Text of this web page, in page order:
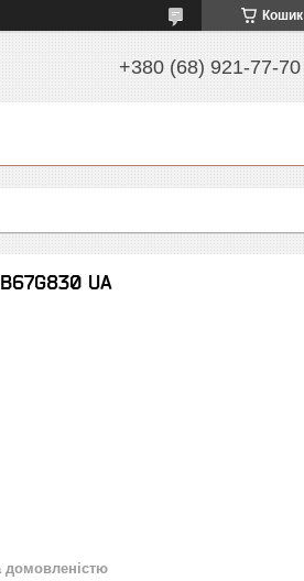
Кошик
+380 (68) 921-77-70
UA
домовленістю